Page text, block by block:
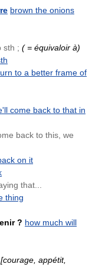
brown the onions
sth ; ( = équivaloir à)
to a better frame of
come back to that in
back to this, we
on it
that...
thing
? how much will
[courage, appétit,